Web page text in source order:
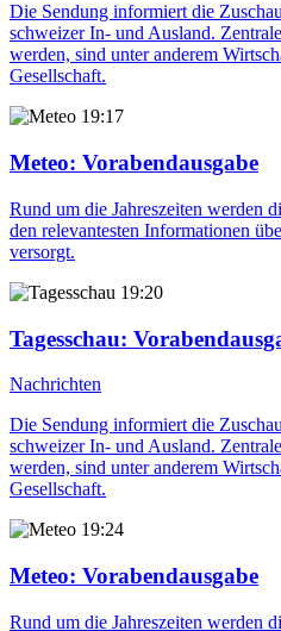
Die Sendung informiert die
schweizer In- und Ausland.
werden, sind unter anderem
Gesellschaft.
19:17
Meteo: Vorabendausgabe
Rund um die Jahreszeiten werden
den relevantesten Informationen
versorgt.
19:20
Tagesschau:
Nachrichten
Die Sendung informiert die
schweizer In- und Ausland.
werden, sind unter anderem
Gesellschaft.
19:24
Meteo: Vorabendausgabe
Rund um die Jahreszeiten werden